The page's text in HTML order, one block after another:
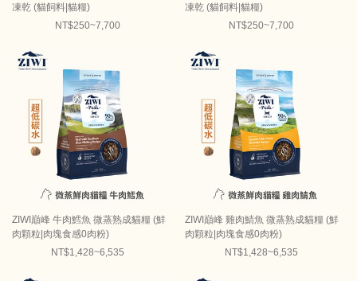
凍乾 (貓飼料|貓糧)
NT$250~7,700
凍乾 (貓飼料|貓糧)
NT$250~7,700
ZIWI巔峰 牛肉鱈魚 微蒸熟成貓糧 (鮮
肉顆粒|肉塊食感0肉粉)
NT$1,428~6,535
ZIWI巔峰 雞肉鯖魚 微蒸熟成貓糧 (鮮
肉顆粒|肉塊食感0肉粉)
NT$1,428~6,535